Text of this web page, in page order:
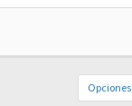
Opciones